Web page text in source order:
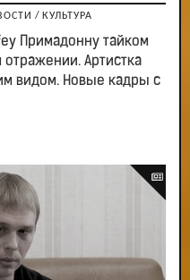
/ КУЛЬТУРА
Примадонну тайком
Артистка
видом. Новые кадры с